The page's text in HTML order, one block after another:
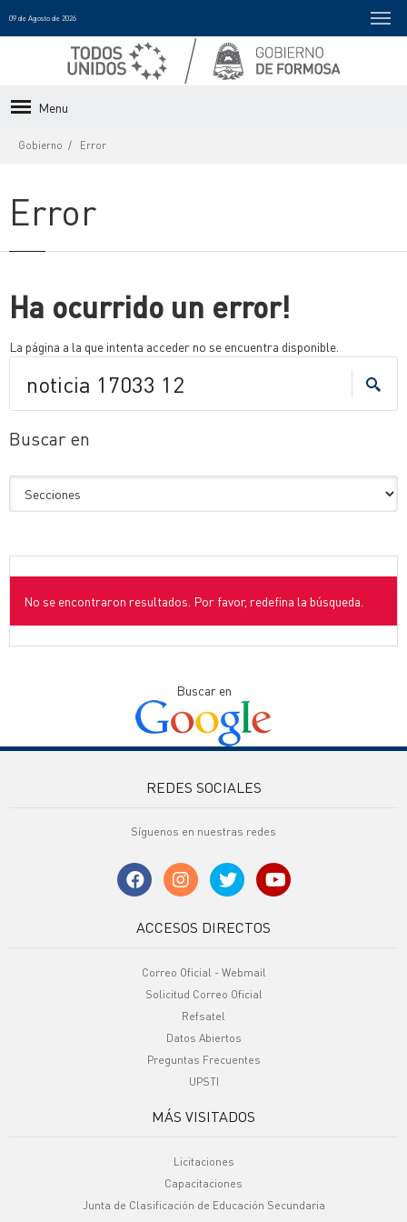
09 de Agosto de 2026
Menu
Gobierno Error
Error
Ha ocurrido un error!
La página a la que intenta acceder no se encuentra disponible.
Buscar en
No se encontraron resultados. Por favor, redefina la búsqueda.
Buscar en
REDES SOCIALES
Síguenos en nuestras redes
ACCESOS DIRECTOS
Correo Oficial - Webmail
Solicitud Correo Oficial
Refsatel
Datos Abiertos
Preguntas Frecuentes
UPSTI
MÁS VISITADOS
Licitaciones
Capacitaciones
Junta de Clasificación de Educación Secundaria